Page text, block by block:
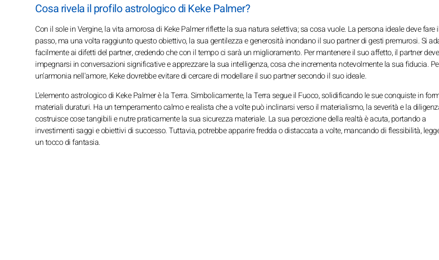
Cosa rivela il profilo astrologico di Keke Palmer?
Con il sole in Vergine, la vita amorosa di Keke Palmer riflette la sua natura selettiva; sa cosa vuole. La persona ideale deve fare
passo, ma una volta raggiunto questo obiettivo, la sua gentilezza e generosità inondano il suo partner di gesti premurosi. Si
facilmente ai difetti del partner, credendo che con il tempo ci sarà un miglioramento. Per mantenere il suo affetto, il partner deve
impegnarsi in conversazioni significative e apprezzare la sua intelligenza, cosa che incrementa notevolmente la sua fiducia.
un'armonia nell'amore, Keke dovrebbe evitare di cercare di modellare il suo partner secondo il suo ideale.
L'elemento astrologico di Keke Palmer è la Terra. Simbolicamente, la Terra segue il Fuoco, solidificando le sue conquiste in
materiali duraturi. Ha un temperamento calmo e realista che a volte può inclinarsi verso il materialismo, la severità e la
costruisce cose tangibili e nutre praticamente la sua sicurezza materiale. La sua percezione della realtà è acuta, portando a
investimenti saggi e obiettivi di successo. Tuttavia, potrebbe apparire fredda o distaccata a volte, mancando di flessibilità,
un tocco di fantasia.